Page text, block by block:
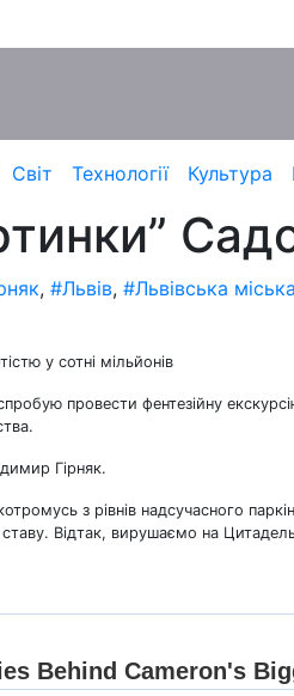
Світ Технології Культура
, #Львів, #Львівська
у сотні мільйонів
провести фентезійну
Гірняк.
з рівнів надсучасного
ставу. Відтак, вирушаємо на